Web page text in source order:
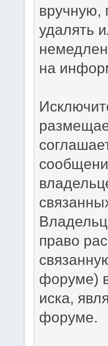
вручную,
удалять
на
право
форуме)
иска,
форуме.